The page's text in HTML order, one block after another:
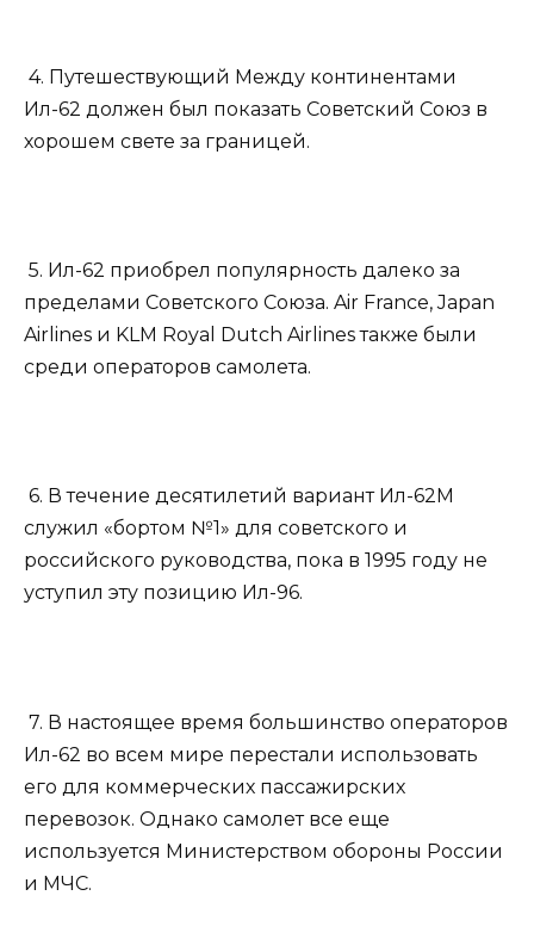
4. Путешествующий Между континентами
Ил-62 должен был показать Советский Союз в
хорошем свете за границей.
5. Ил-62 приобрел популярность далеко за
пределами Советского Союза. Air France, Japan
Airlines и KLM Royal Dutch Airlines также были
среди операторов самолета.
6. В течение десятилетий вариант Ил-62М
служил «бортом №1» для советского и
российского руководства, пока в 1995 году не
уступил эту позицию Ил-96.
7. В настоящее время большинство операторов
Ил-62 во всем мире перестали использовать
его для коммерческих пассажирских
перевозок. Однако самолет все еще
используется Министерством обороны России
и МЧС.